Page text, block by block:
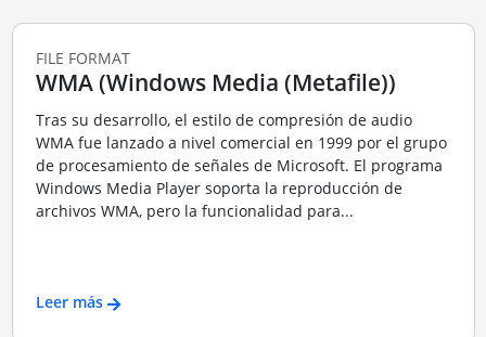
FILE FORMAT
WMA (Windows Media (Metafile))
Tras su desarrollo, el estilo de compresión de audio
WMA fue lanzado a nivel comercial en 1999 por el grupo
de procesamiento de señales de Microsoft. El programa
Windows Media Player soporta la reproducción de
archivos WMA, pero la funcionalidad para...
Leer más